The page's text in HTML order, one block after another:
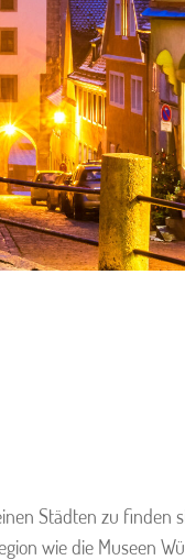
Städten zu finden
wie die Museen